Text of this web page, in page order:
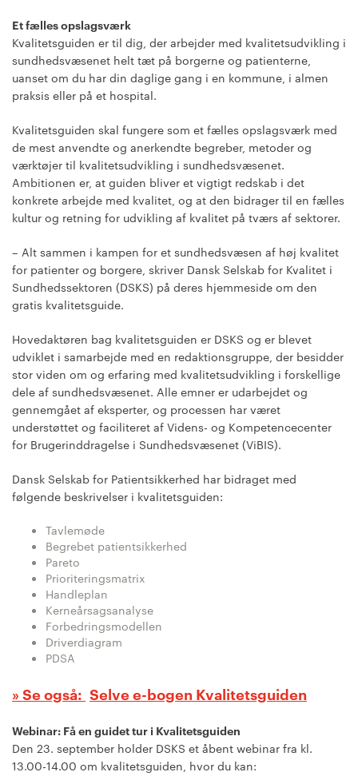
Et fælles opslagsværk
Kvalitetsguiden er til dig, der arbejder med kvalitetsudvikling i
sundhedsvæsenet helt tæt på borgerne og patienterne,
uanset om du har din daglige gang i en kommune, i almen
praksis eller på et hospital.
Kvalitetsguiden skal fungere som et fælles opslagsværk med
de mest anvendte og anerkendte begreber, metoder og
værktøjer til kvalitetsudvikling i sundhedsvæsenet.
Ambitionen er, at guiden bliver et vigtigt redskab i det
konkrete arbejde med kvalitet, og at den bidrager til en fælles
kultur og retning for udvikling af kvalitet på tværs af sektorer.
– Alt sammen i kampen for et sundhedsvæsen af høj kvalitet
for patienter og borgere, skriver Dansk Selskab for Kvalitet i
Sundhedssektoren (DSKS) på deres hjemmeside om den
gratis kvalitetsguide.
Hovedaktøren bag kvalitetsguiden er DSKS og er blevet
udviklet i samarbejde med en redaktionsgruppe, der besidder
stor viden om og erfaring med kvalitetsudvikling i forskellige
dele af sundhedsvæsenet. Alle emner er udarbejdet og
gennemgået af eksperter, og processen har været
understøttet og faciliteret af Videns- og Kompetencecenter
for Brugerinddragelse i Sundhedsvæsenet (ViBIS).
Dansk Selskab for Patientsikkerhed har bidraget med
følgende beskrivelser i kvalitetsguiden:
Tavlemøde
Begrebet patientsikkerhed
Pareto
Prioriteringsmatrix
Handleplan
Kerneårsagsanalyse
Forbedringsmodellen
Driverdiagram
PDSA
Selve e-bogen Kvalitetsguiden
Webinar: Få en guidet tur i Kvalitetsguiden
Den 23. september holder DSKS et åbent webinar fra kl.
13.00-14.00 om kvalitetsguiden, hvor du kan: